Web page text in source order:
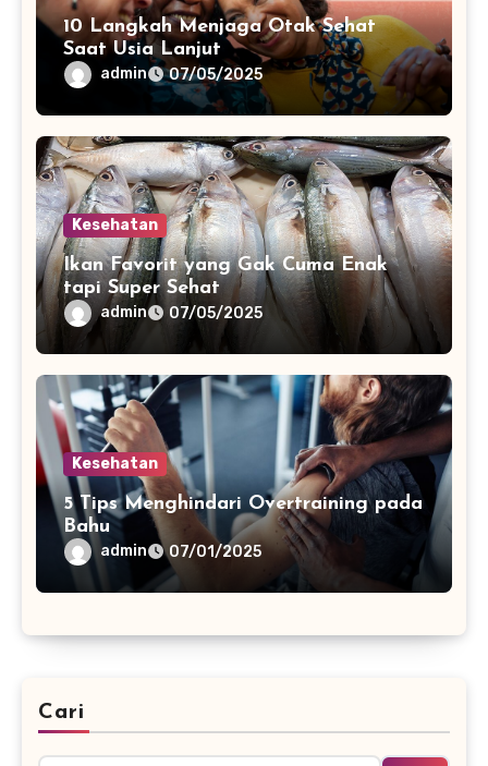
10 Langkah Menjaga Otak Sehat
Saat Usia Lanjut
admin 07/05/2025
Kesehatan
Ikan Favorit yang Gak Cuma Enak
tapi Super Sehat
admin 07/05/2025
Kesehatan
5 Tips Menghindari Overtraining pada
Bahu
admin 07/01/2025
Cari